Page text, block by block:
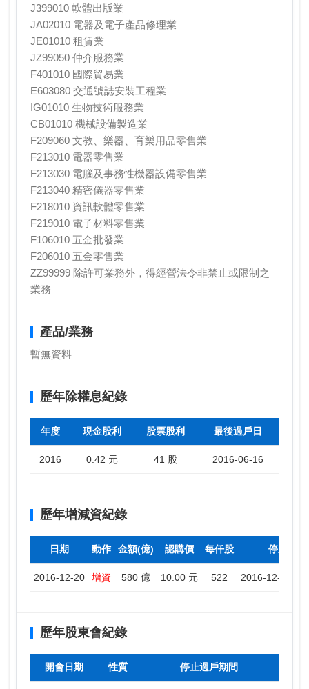
J399010 軟體出版業
JA02010 電器及電子產品修理業
JE01010 租賃業
JZ99050 仲介服務業
F401010 國際貿易業
E603080 交通號誌安裝工程業
IG01010 生物技術服務業
CB01010 機械設備製造業
F209060 文教、樂器、育樂用品零售業
F213010 電器零售業
F213030 電腦及事務性機器設備零售業
F213040 精密儀器零售業
F218010 資訊軟體零售業
F219010 電子材料零售業
F106010 五金批發業
F206010 五金零售業
ZZ99999 除許可業務外，得經營法令非禁止或限制之
業務
產品/業務
暫無資料
歷年除權息紀錄
年度 現金股利 股票股利 最後過戶日
2016 0.42 元 41 股 2016-06-16
歷年增減資紀錄
日期 動作 金額(億) 認購價 每仟股 停止過戶
2016-12-20 增資 580 億 10.00 元 522 2016-12-21 ~
歷年股東會紀錄
開會日期 性質 停止過戶期間